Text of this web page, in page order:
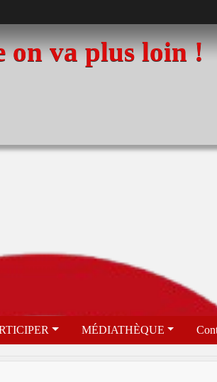
on va plus loin !
MÉDIATHÈQUE